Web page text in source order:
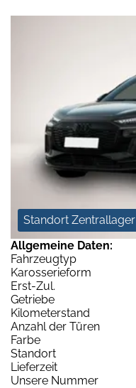
Standort Zentrallager
Allgemeine Daten:
Fahrzeugtyp
Karosserieform
Erst-Zul.
Getriebe
Kilometerstand
Anzahl der Türen
Farbe
Standort
Lieferzeit
Unsere Nummer